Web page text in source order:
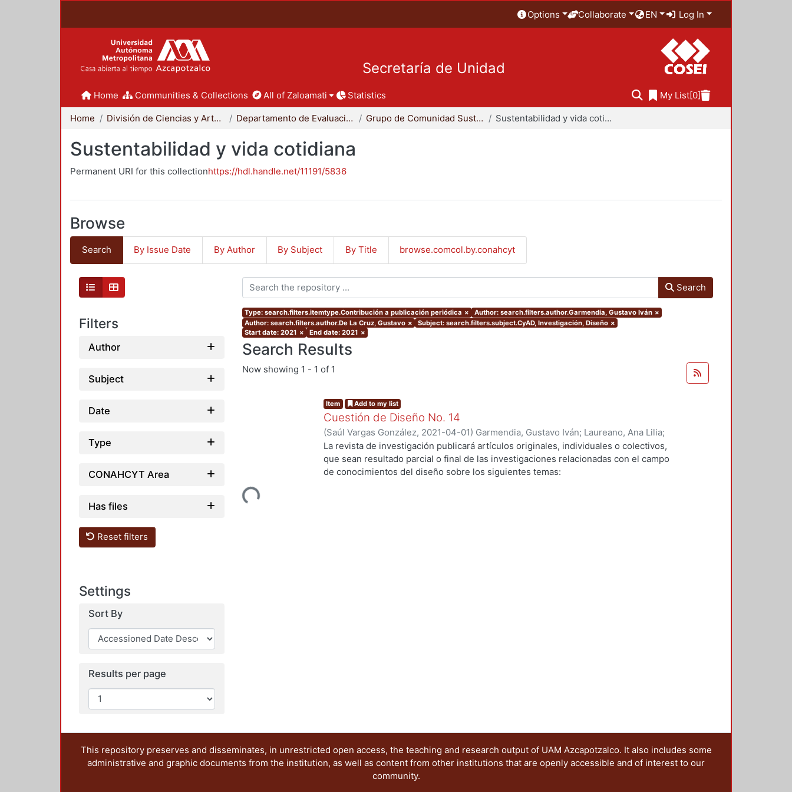
Options Collaborate EN Log In
Secretaría de Unidad
Home Communities & Collections All of Zaloamati Statistics My List[0]
Home División de Ciencias y Artes para el Diseño Departamento de Evaluación del Diseño en el Tiempo Grupo de Comunidad Sustentable Sustentabilidad y vida cotidiana
Sustentabilidad y vida cotidiana
Permanent URI for this collectionhttps://hdl.handle.net/11191/5836
Browse
Search By Issue Date By Author By Subject By Title browse.comcol.by.conahcyt
Filters
Author
Subject
Date
Type
CONAHCYT Area
Has files
Reset filters
Settings
Sort By
Results per page
Search
Type: search.filters.itemtype.Contribución a publicación periódica × Author: search.filters.author.Garmendia, Gustavo Iván ×
Author: search.filters.author.De La Cruz, Gustavo × Subject: search.filters.subject.CyAD, Investigación, Diseño ×
Start date: 2021 × End date: 2021 ×
Search Results
Now showing 1 - 1 of 1
Loading...
Item Add to my list
Cuestión de Diseño No. 14
(Saúl Vargas González, 2021-04-01) Garmendia, Gustavo Iván; Laureano, Ana Lilia;
De La Cruz, Gustavo;Sánchez, Lourdes;Ramírez, Javier; Verduga, Denis Omar;
Ortíz, Jorge Gabriel ;Vassis, Christos ;Ferruzca-Navarro, Marco Vinicio;Andrade,
Carolina Sue;Valdez, Ana Valeria;Pinacho, María Yazmin;
La revista de investigación publicará artículos originales, individuales o colectivos,
que sean resultado parcial o final de las investigaciones relacionadas con el campo
de conocimientos del diseño sobre los siguientes temas:
This repository preserves and disseminates, in unrestricted open access, the teaching and research output of UAM Azcapotzalco. It also includes some
administrative and graphic documents from the institution, as well as content from other institutions that are openly accessible and of interest to our
community.